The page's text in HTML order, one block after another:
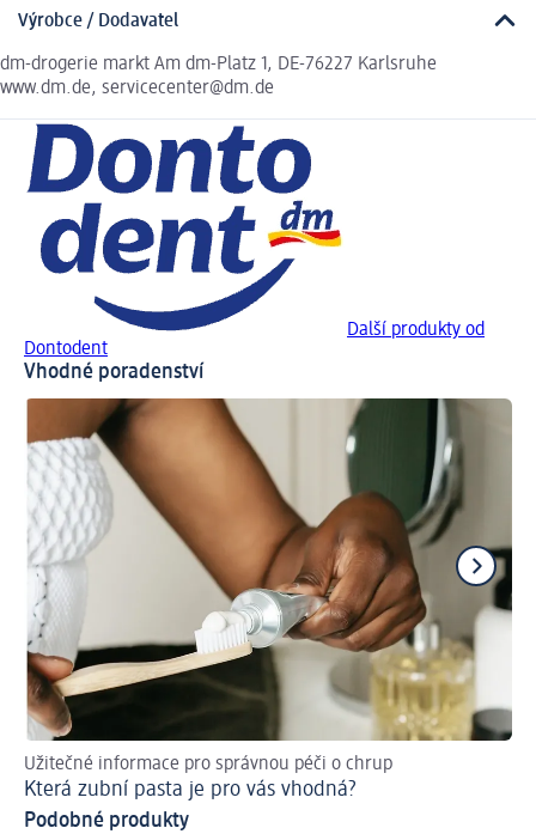
Výrobce / Dodavatel
dm-drogerie markt Am dm-Platz 1, DE-76227 Karlsruhe
www.dm.de, servicecenter@dm.de
Další produkty od
Dontodent
Vhodné poradenství
Užitečné informace pro správnou péči o chrup
Která zubní pasta je pro vás vhodná?
Podobné produkty